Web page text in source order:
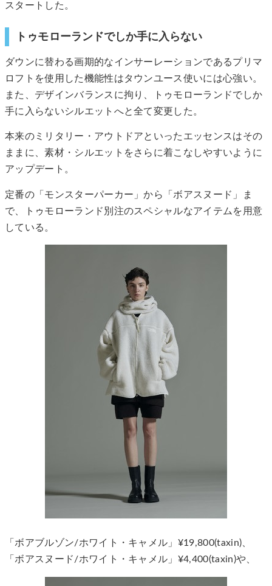
スタートした。
トゥモローランドでしか手に入らない
ダウンに替わる画期的なインサーレーションであるプリマ
ロフトを使用した機能性はタウンユース使いには心強い。
また、デザインバランスに拘り、トゥモローランドでしか
手に入らないシルエットへと全て変更した。
本来のミリタリー・アウトドアといったエッセンスはその
ままに、素材・シルエットをさらに着こなしやすいように
アップデート。
定番の「モンスターパーカー」から「ボアスヌード」ま
で、トゥモローランド別注のスペシャルなアイテムを用意
している。
「ボアブルゾン/ホワイト・キャメル」¥19,800(taxin)、
「ボアスヌード/ホワイト・キャメル」¥4,400(taxin)や、